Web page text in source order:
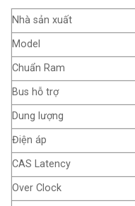
Nhà sản xuất
Model
Chuẩn Ram
Bus hỗ trợ
Dung lượng
Điện áp
CAS Latency
Over Clock